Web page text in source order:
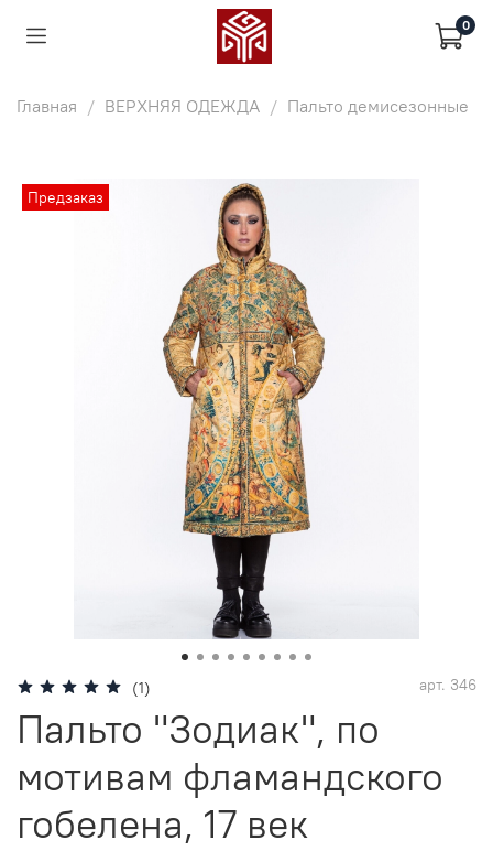
0
Главная ВЕРХНЯЯ ОДЕЖДА Пальто демисезонные
Предзаказ
(1) арт. 346
Пальто "Зодиак", по
мотивам фламандского
гобелена, 17 век